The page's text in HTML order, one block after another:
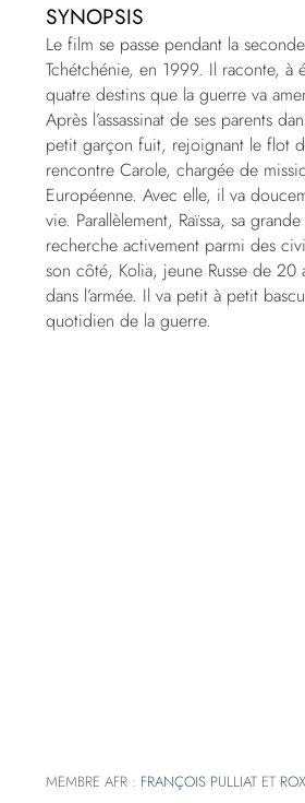
SYNOPSIS
Le film se passe pendant la
Tchétchénie, en 1999. Il raconte, à
quatre destins que la guerre va
Après l’assassinat de ses parents
petit garçon fuit, rejoignant le flot
rencontre Carole, chargée de
Européenne. Avec elle, il va
vie. Parallèlement, Raïssa, sa
recherche activement parmi des
son côté, Kolia, jeune Russe de 20
dans l’armée. Il va petit à petit
quotidien de la guerre.
MEMBRE AFR : FRANÇOIS PULLIAT ET